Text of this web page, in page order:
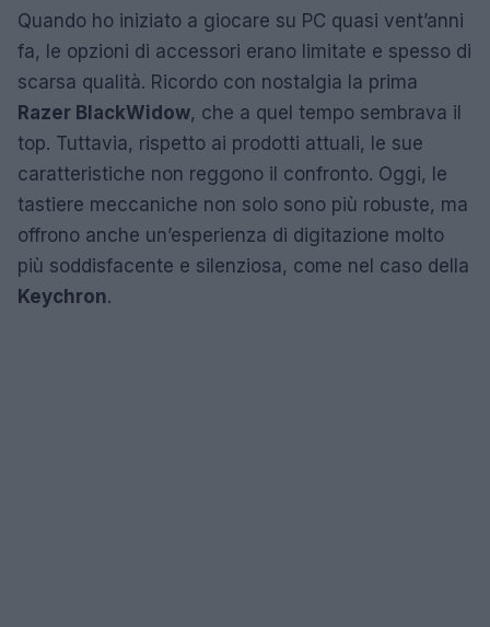
Quando ho iniziato a giocare su PC quasi vent’anni
fa, le opzioni di accessori erano limitate e spesso di
scarsa qualità. Ricordo con nostalgia la prima
Razer BlackWidow, che a quel tempo sembrava il
top. Tuttavia, rispetto ai prodotti attuali, le sue
caratteristiche non reggono il confronto. Oggi, le
tastiere meccaniche non solo sono più robuste, ma
offrono anche un’esperienza di digitazione molto
più soddisfacente e silenziosa, come nel caso della
Keychron.